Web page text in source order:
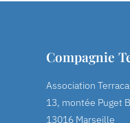
Compagnie
Association
13, montée Puget
13016 Marseille